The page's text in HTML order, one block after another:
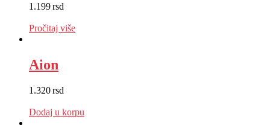
1.199rsd
Pročitaj više
Aion
1.320rsd
Dodaj u korpu